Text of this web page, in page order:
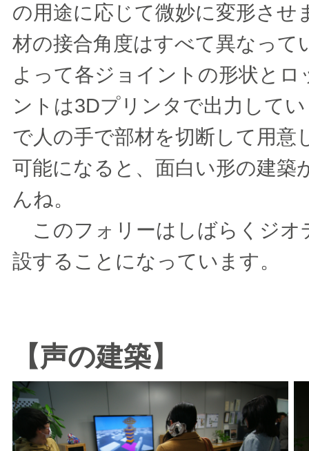
の用途に応じて微妙に変形さ
材の接合角度はすべて異なっ
よって各ジョイントの形状と
ントは3Dプリンタで出力して
で人の手で部材を切断して用意
可能になると、面白い形の建
んね。
このフォリーはしばらくジオ
設することになっています。
【声の建築】